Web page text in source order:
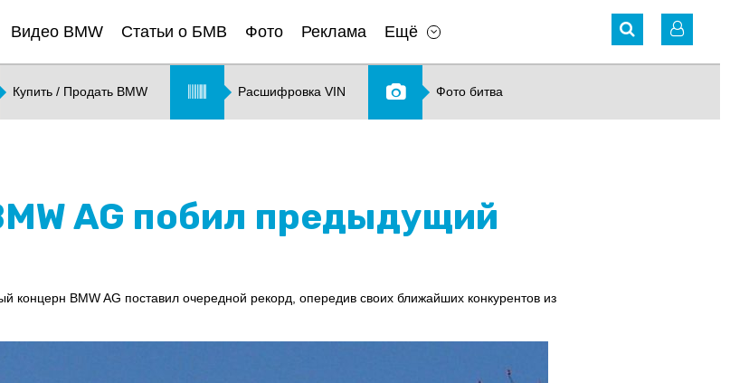
Видео BMW Статьи о БМВ Фото Реклама Ещё
Купить / Продать BMW Расшифровка VIN Фото битва
AG побил предыдущий
концерн BMW AG поставил очередной рекорд, опередив своих ближайших конкурентов из